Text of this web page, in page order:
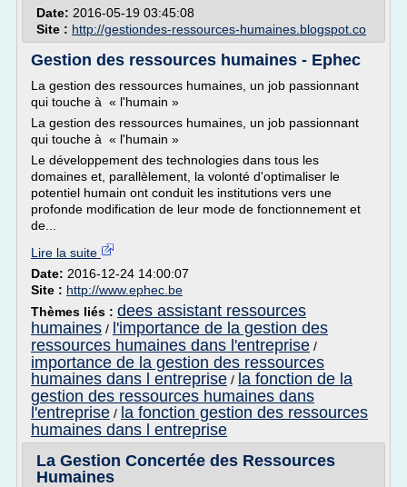
Date: 2016-05-19 03:45:08
Site : http://gestiondes-ressources-humaines.blogspot.co
Gestion des ressources humaines - Ephec
La gestion des ressources humaines, un job passionnant
qui touche à « l'humain »
La gestion des ressources humaines, un job passionnant
qui touche à « l'humain »
Le développement des technologies dans tous les
domaines et, parallèlement, la volonté d'optimaliser le
potentiel humain ont conduit les institutions vers une
profonde modification de leur mode de fonctionnement et
de...
Lire la suite
Date: 2016-12-24 14:00:07
Site : http://www.ephec.be
Thèmes liés : dees assistant ressources
humaines / l'importance de la gestion des
ressources humaines dans l'entreprise /
importance de la gestion des ressources
humaines dans l entreprise / la fonction de la
gestion des ressources humaines dans
l'entreprise / la fonction gestion des ressources
humaines dans l entreprise
La Gestion Concertée des Ressources
Humaines